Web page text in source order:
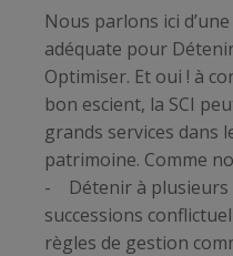
Nous parlons ici
adéquate pour
Optimiser. Et oui ! à
bon escient, la SCI
grands services dans
patrimoine. Comme
- Détenir à plusieurs
successions
règles de gestion